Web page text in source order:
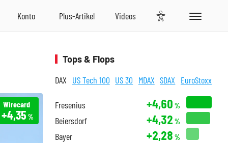
Wirecard
+4,35 %
Tops & Flops
DAX US Tech 100 US 30 MDAX SDAX EuroStoxx
Fresenius +4,60 %
Beiersdorf +4,32 %
Bayer +2,28 %